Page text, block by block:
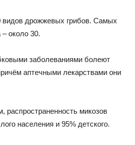
видов дрожжевых грибов. Самых
около 30.
заболеваниями болеют
аптечными лекарствами они
распространенность микозов
населения и 95% детского.